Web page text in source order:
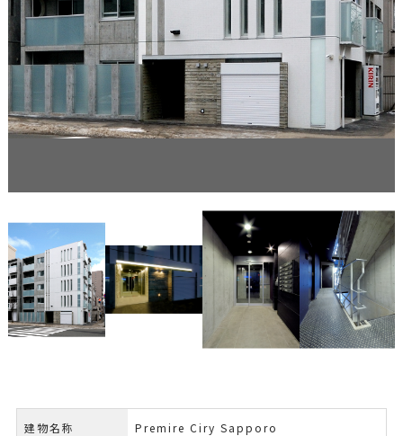
建物名称 Premire Ciry Sapporo